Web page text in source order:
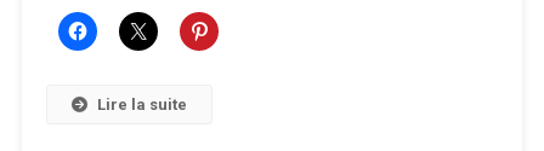
Lire la suite